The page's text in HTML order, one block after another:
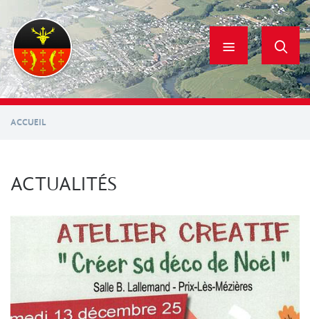
contenu
principal
ACCUEIL
ACTUALITÉS